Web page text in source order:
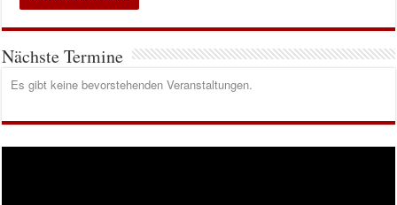
Nächste Termine
Es gibt keine bevorstehenden Veranstaltungen.